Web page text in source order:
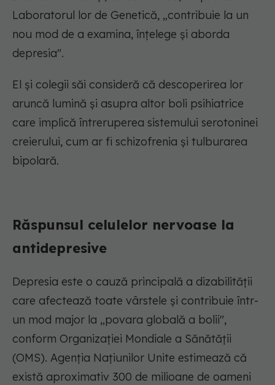
Laboratorul lor de Genetică, „contribuie la un
nou mod de a examina, înțelege și aborda
depresia".
El și colegii săi consideră că descoperirea lor
aruncă lumină și asupra altor boli psihiatrice
care implică întreruperea sistemului serotoninei
creierului, cum ar fi schizofrenia și tulburarea
bipolară.
Răspunsul celulelor nervoase la
antidepresive
Depresia este o cauză principală a dizabilității
care afectează toate vârstele și contribuie într-
un mod major la „povara globală a bolii",
conform Organizației Mondiale a Sănătății
(OMS). Agenția Națiunilor Unite estimează că
există aproximativ 300 de milioane de oameni